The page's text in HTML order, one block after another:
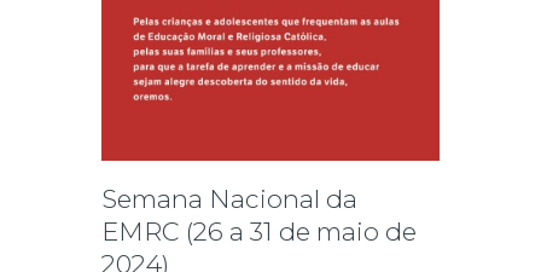
Semana Nacional da
EMRC (26 a 31 de maio de
2024)